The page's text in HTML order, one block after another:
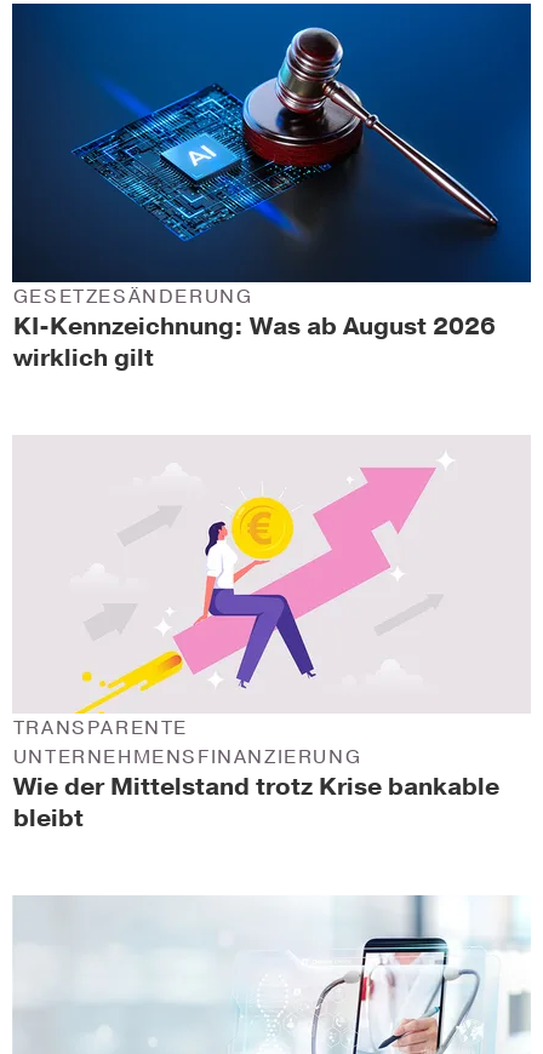
KI-Kennzeichnung: Was ab August 2026
wirklich gilt
GESETZESÄNDERUNG
Wie der Mittelstand trotz Krise bankable
bleibt
TRANSPARENTE
UNTERNEHMENSFINANZIERUNG